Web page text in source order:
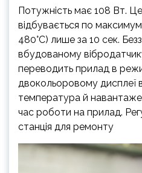
Потужність має 108 Вт. Це
відбувається по
480°C) лише за 10 сек.
вбудованому
переводить прилад в
двокольоровому дисплеї
температура й
час роботи на прилад.
станція для ремонту